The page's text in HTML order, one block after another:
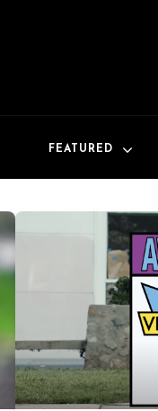
FEATURED